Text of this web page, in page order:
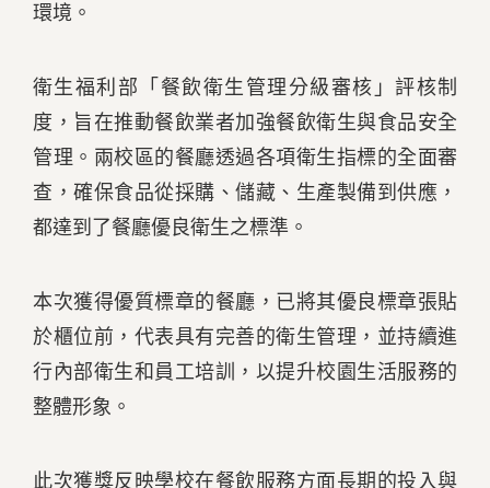
環境。
衛生福利部「餐飲衛生管理分級審核」評核制
度，旨在推動餐飲業者加強餐飲衛生與食品安全
管理。兩校區的餐廳透過各項衛生指標的全面審
查，確保食品從採購、儲藏、生產製備到供應，
都達到了餐廳優良衛生之標準。
本次獲得優質標章的餐廳，已將其優良標章張貼
於櫃位前，代表具有完善的衛生管理，並持續進
行內部衛生和員工培訓，以提升校園生活服務的
整體形象。
此次獲獎反映學校在餐飲服務方面長期的投入與